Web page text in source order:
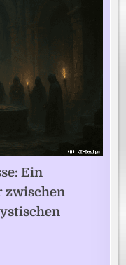
Ein
zwischen